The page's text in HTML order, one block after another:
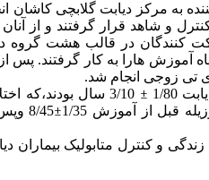
مرکز دیابت گلابچی کاشان
و شاهد قرار گرفتند و از آنان
هارا به کار گرفتند. پس
تی زوجی انجام شد.
±
3/10 سال بودند،که
قبل از آموزش 1/35
±
8/45
و کنترل متابولیک بیماران